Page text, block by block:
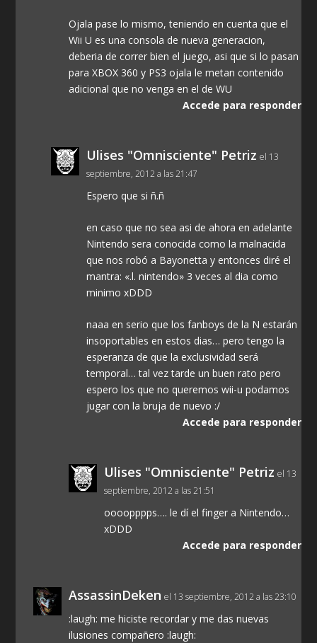
Ojala pase lo mismo, teniendo en cuenta que el
Wii U es una consola de nueva generacion,
deberia de correr bien el juego, asi que si lo pasan
para XBOX 360 y PS3 ojala le metan contenido
adicional que no venga en el de WU
Accede para responder
Ulises "Omnisciente" Petriz el 13
septiembre, 2012 a las 21:47
Espero que si ñ.ñ
en caso que no sea asi de ahora en adelante
Nintendo sera conocida como la malnacida
que nos robó a Bayonetta y entonces diré el
mantra: «.l. nintendo» 3 veces al dia como
minimo xDDD
naaa en serio que los fanboys de la N estarán
insoportables en estos dias… pero tengo la
esperanza de que la exclusividad será
temporal… tal vez tarde un buen rato pero
espero los que no queremos wii-u podamos
jugar con la bruja de nuevo :/
Accede para responder
Ulises "Omnisciente" Petriz el 13
septiembre, 2012 a las 21:51
oooopppps…. le dí el finger a Nintendo…
xDDD
Accede para responder
AssassinDeken el 13 septiembre, 2012 a las 23:10
:laugh: me hiciste recordar y me das nuevas
ilusiones compañero :laugh: